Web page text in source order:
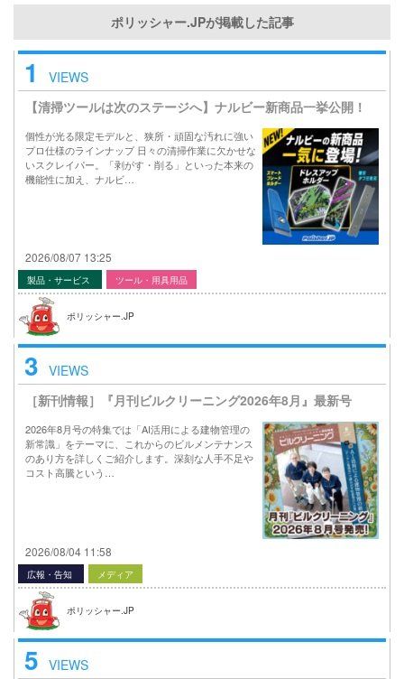
ポリッシャー.JPが掲載した記事
1
VIEWS
【清掃ツールは次のステージへ】ナルビー新商品一挙公開！
個性が光る限定モデルと、狭所・頑固な汚れに強い
プロ仕様のラインナップ 日々の清掃作業に欠かせな
いスクレイパー。「剥がす・削る」といった本来の
機能性に加え、ナルビ…
2026/08/07 13:25
製品・サービス ツール・用具用品
ポリッシャー.JP
3 VIEWS
［新刊情報］『月刊ビルクリーニング2026年8月』最新号
2026年8月号の特集では「AI活用による建物管理の
新常識」をテーマに、これからのビルメンテナンス
のあり方を詳しくご紹介します。深刻な人手不足や
コスト高騰という…
2026/08/04 11:58
広報・告知 メディア
ポリッシャー.JP
5 VIEWS